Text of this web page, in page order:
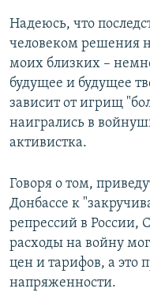
Надеюсь, что
человеком решения
моих близких –
будущее и будущее
зависит от игрищ
наигрались в
активистка.
Говоря о том,
Донбассе к
репрессий в России,
расходы на войну
цен и тарифов, а это
напряженности.